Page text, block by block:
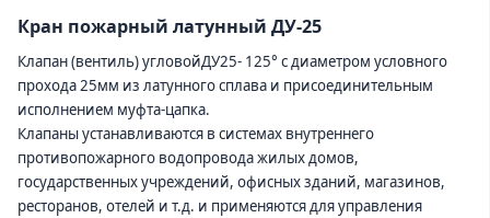
Кран пожарный латунный ДУ-25
Клапан (вентиль) угловойДУ25- 125° с диаметром условного
прохода 25мм из латунного сплава и присоединительным
исполнением муфта-цапка.
Клапаны устанавливаются в системах внутреннего
противопожарного водопровода жилых домов,
государственных учреждений, офисных зданий, магазинов,
ресторанов, отелей и т.д. и применяются для управления